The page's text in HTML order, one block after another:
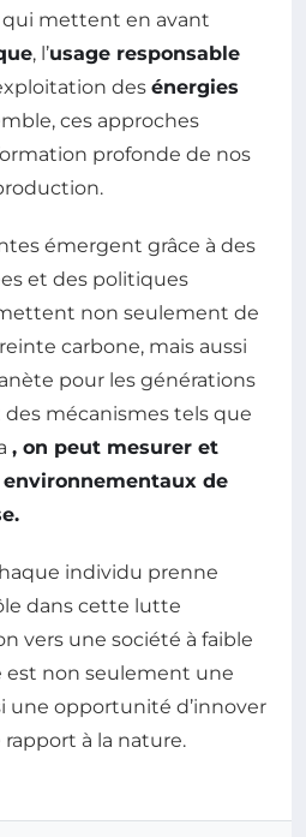
qui mettent en avant
, l’usage responsable
des énergies
ces approches
profonde de nos
émergent grâce à des
et des politiques
non seulement de
carbone, mais aussi
pour les générations
mécanismes tels que
, on peut mesurer et
de
individu prenne
dans cette lutte
vers une société à faible
est non seulement une
une opportunité d’innover
à la nature.